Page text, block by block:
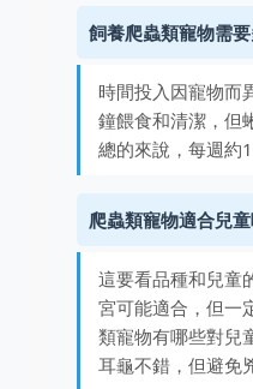
飼養爬蟲類寵物需
時間投入因寵物而
鐘餵食和清潔，但
總的來說，每週約
爬蟲類寵物適合兒童
這要看品種和兒童
宮可能適合，但一
類寵物有哪些對兒
耳龜不錯，但避免